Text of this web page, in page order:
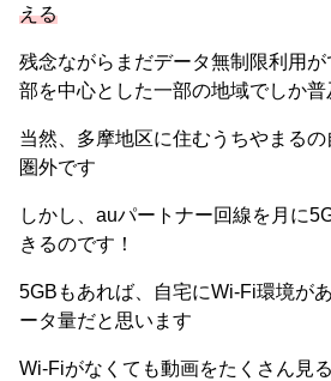
える
残念ながらまだデータ無制限利用
部を中心とした一部の地域でしか
当然、多摩地区に住むうちやまる
圏外です
しかし、auパートナー回線を月に
きるのです！
5GBもあれば、自宅にWi-Fi環境が
ータ量だと思います
Wi-Fiがなくても動画をたくさん見